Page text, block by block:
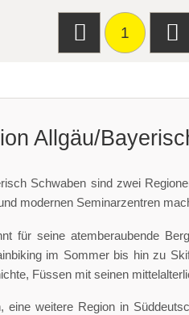
1
Allgäu/
Schwaben sind zwei
modernen Seminarzentren
für seine atemberaubende
im Sommer bis hin zu
Füssen mit seinen
eine weitere Region in